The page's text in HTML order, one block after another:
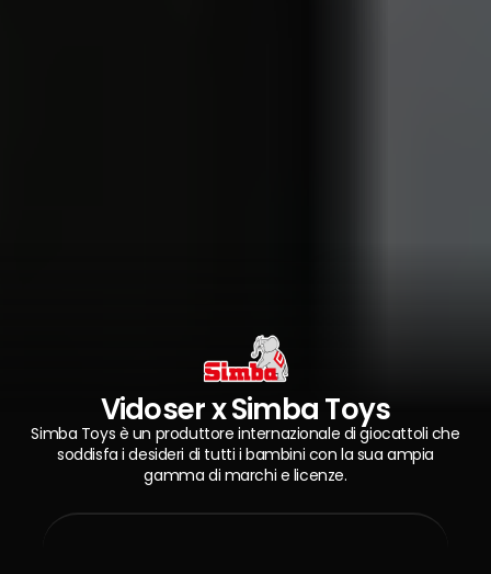
Vidoser x Simba Toys
Simba Toys è un produttore internazionale di giocattoli che
soddisfa i desideri di tutti i bambini con la sua ampia
gamma di marchi e licenze.